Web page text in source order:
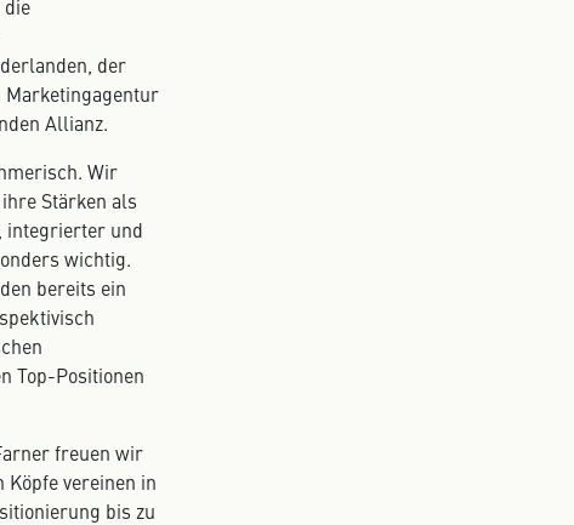
der
Marketingagentur
Allianz.
Wir
Stärken als
integrierter und
wichtig.
bereits ein
Top-Positionen
freuen wir
vereinen in
bis zu